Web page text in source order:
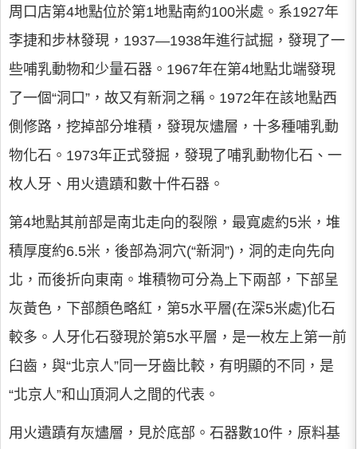
周口店第4地點位於第1地點南約100米處。系1927年
李捷和步林發現，1937—1938年進行試掘，發現了一
些哺乳動物和少量石器。1967年在第4地點北端發現
了一個“洞口”，故又有新洞之稱。1972年在該地點西
側修路，挖掉部分堆積，發現灰燼層，十多種哺乳動
物化石。1973年正式發掘，發現了哺乳動物化石、一
枚人牙、用火遺蹟和數十件石器。
第4地點其前部是南北走向的裂隙，最寬處約5米，堆
積厚度約6.5米，後部為洞穴(“新洞”)，洞的走向先向
北，而後折向東南。堆積物可分為上下兩部，下部呈
灰黃色，下部顏色略紅，第5水平層(在深5米處)化石
較多。人牙化石發現於第5水平層，是一枚左上第一前
臼齒，與“北京人”同一牙齒比較，有明顯的不同，是
“北京人”和山頂洞人之間的代表。
用火遺蹟有灰燼層，見於底部。石器數10件，原料基